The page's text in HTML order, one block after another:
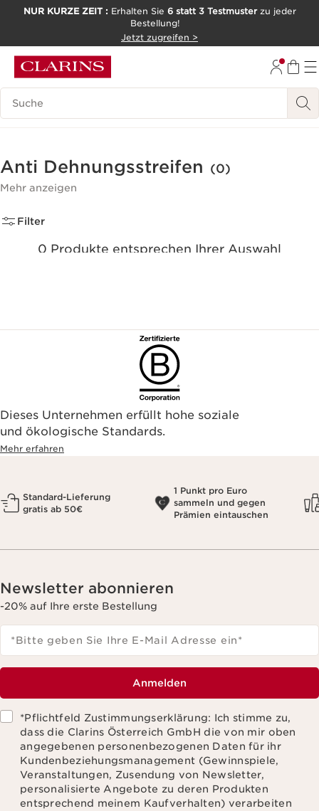
NUR KURZE ZEIT : Erhalten Sie 6 statt 3 Testmusterzu jeder
Bestellung!
Jetzt zugreifen >
Legende suchen
Anti Dehnungsstreifen (0)
Mehr anzeigen
Filter
0 Produkte entsprechen Ihrer Auswahl
Dieses Unternehmen erfüllt hohe soziale
und ökologische Standards.
Mehr erfahren
Standard-Lieferung
gratis ab 50€
1 Punkt pro Euro
sammeln und gegen
Prämien eintauschen
Newsletter abonnieren
-20% auf Ihre erste Bestellung
*Bitte geben Sie Ihre E-Mail Adresse ein*
Anmelden
*Pflichtfeld Zustimmungserklärung: Ich stimme zu,
dass die Clarins Österreich GmbH die von mir oben
angegebenen personenbezogenen Daten für ihr
Kundenbeziehungsmanagement (Gewinnspiele,
Veranstaltungen, Zusendung von Newsletter,
personalisierte Angebote zu deren Produkten
entsprechend meinem Kaufverhalten) verarbeiten